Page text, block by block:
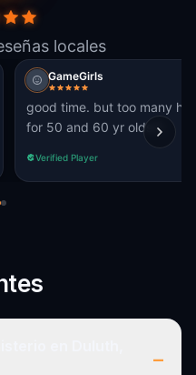
locales
GameGirls
good time. but too many
for 50 and 60 yr olds!!!
Verified Player
–